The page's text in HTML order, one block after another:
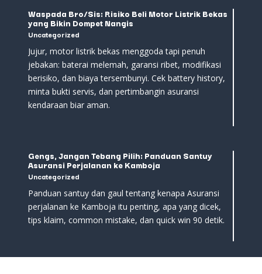
Waspada Bro/Sis: Risiko Beli Motor Listrik Bekas
yang Bikin Dompet Nangis
Uncategorized
Jujur, motor listrik bekas menggoda tapi penuh
jebakan: baterai melemah, garansi ribet, modifikasi
berisiko, dan biaya tersembunyi. Cek battery history,
minta bukti servis, dan pertimbangin asuransi
kendaraan biar aman.
Gengs, Jangan Tebang Pilih: Panduan Santuy
Asuransi Perjalanan ke Kamboja
Uncategorized
Panduan santuy dan gaul tentang kenapa Asuransi
perjalanan ke Kamboja itu penting, apa yang dicek,
tips klaim, common mistake, dan quick win 90 detik.